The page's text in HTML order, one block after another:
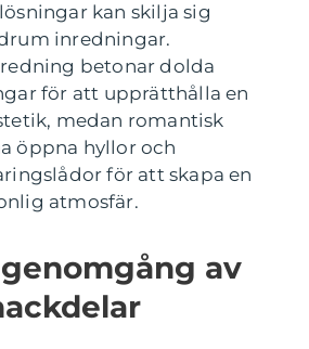
kan skilja sig
inredningar.
betonar dolda
för att upprätthålla en
medan romantisk
öppna hyllor och
för att skapa en
atmosfär.
av